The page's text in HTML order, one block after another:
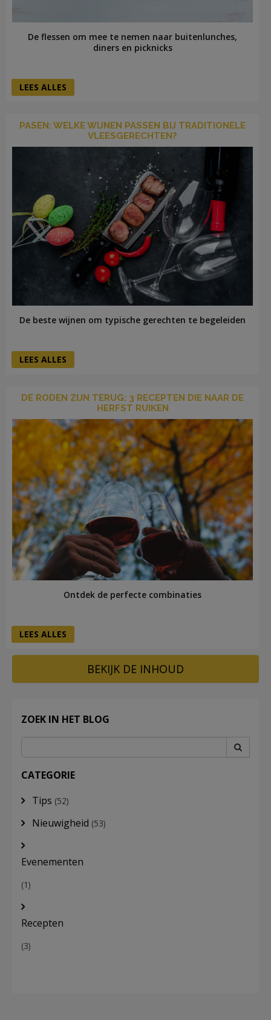
De flessen om mee te nemen naar buitenlunches,
diners en picknicks
LEES ALLES
PASEN: WELKE WIJNEN PASSEN BIJ TRADITIONELE
VLEESGERECHTEN?
De beste wijnen om typische gerechten te begeleiden
LEES ALLES
DE RODEN ZIJN TERUG: 3 RECEPTEN DIE NAAR DE
HERFST RUIKEN
Ontdek de perfecte combinaties
LEES ALLES
BEKIJK DE INHOUD
ZOEK IN HET BLOG
CATEGORIE
Tips (52)
Nieuwigheid (53)
Evenementen
(1)
Recepten
(3)